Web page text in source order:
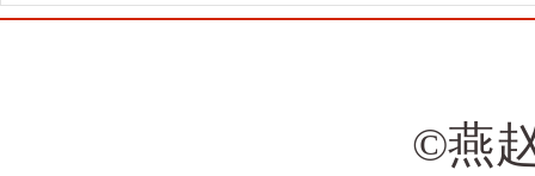
©燕